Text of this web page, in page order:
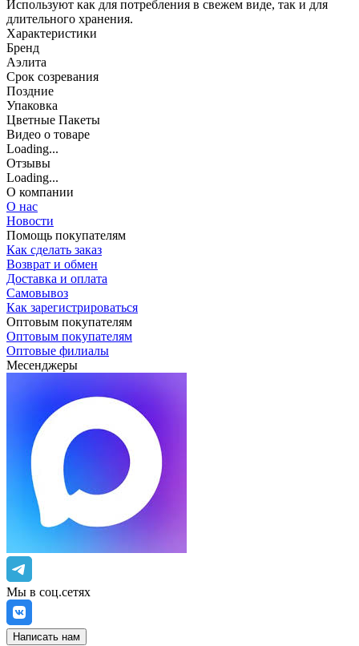
Используют как для потребления в свежем виде, так и для
длительного хранения.
Характеристики
Бренд
Аэлита
Срок созревания
Поздние
Упаковка
Цветные Пакеты
Видео о товаре
Loading...
Отзывы
Loading...
О компании
О нас
Новости
Помощь покупателям
Как сделать заказ
Возврат и обмен
Доставка и оплата
Самовывоз
Как зарегистрироваться
Оптовым покупателям
Оптовым покупателям
Оптовые филиалы
Месенджеры
Мы в соц.сетях
Написать нам